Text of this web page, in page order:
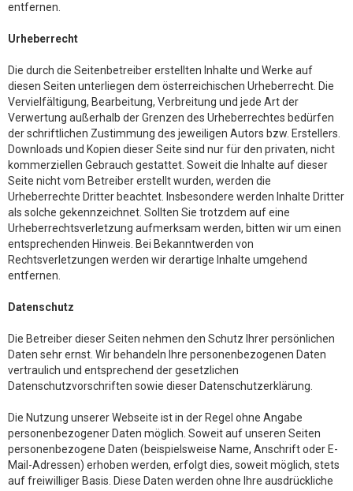
entfernen.
Urheberrecht
Die durch die Seitenbetreiber erstellten Inhalte und Werke auf
diesen Seiten unterliegen dem österreichischen Urheberrecht. Die
Vervielfältigung, Bearbeitung, Verbreitung und jede Art der
Verwertung außerhalb der Grenzen des Urheberrechtes bedürfen
der schriftlichen Zustimmung des jeweiligen Autors bzw. Erstellers.
Downloads und Kopien dieser Seite sind nur für den privaten, nicht
kommerziellen Gebrauch gestattet. Soweit die Inhalte auf dieser
Seite nicht vom Betreiber erstellt wurden, werden die
Urheberrechte Dritter beachtet. Insbesondere werden Inhalte Dritter
als solche gekennzeichnet. Sollten Sie trotzdem auf eine
Urheberrechtsverletzung aufmerksam werden, bitten wir um einen
entsprechenden Hinweis. Bei Bekanntwerden von
Rechtsverletzungen werden wir derartige Inhalte umgehend
entfernen.
Datenschutz
Die Betreiber dieser Seiten nehmen den Schutz Ihrer persönlichen
Daten sehr ernst. Wir behandeln Ihre personenbezogenen Daten
vertraulich und entsprechend der gesetzlichen
Datenschutzvorschriften sowie dieser Datenschutzerklärung.
Die Nutzung unserer Webseite ist in der Regel ohne Angabe
personenbezogener Daten möglich. Soweit auf unseren Seiten
personenbezogene Daten (beispielsweise Name, Anschrift oder E-
Mail-Adressen) erhoben werden, erfolgt dies, soweit möglich, stets
auf freiwilliger Basis. Diese Daten werden ohne Ihre ausdrückliche